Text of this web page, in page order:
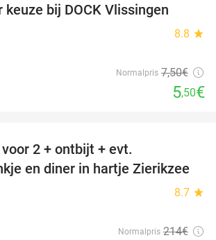
bij DOCK Vlissingen
8.8 star
Normalpris 7,50€
5,50€
2 + ontbijt + evt.
en diner in hartje Zierikzee
8.7 star
Normalpris 214€